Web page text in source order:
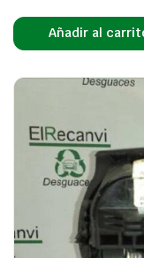
Añadir al